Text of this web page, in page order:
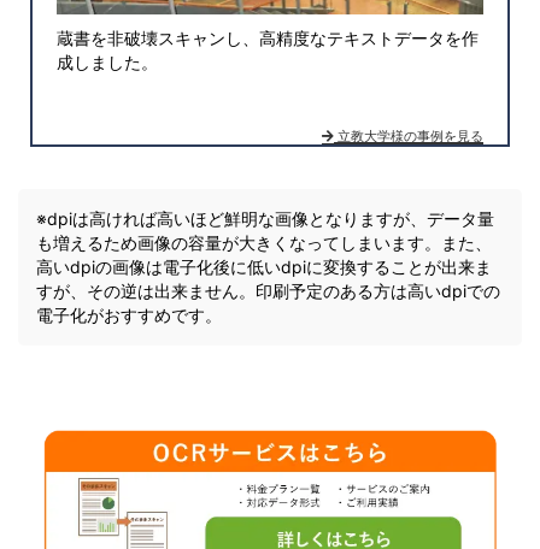
蔵書を非破壊スキャンし、高精度なテキストデータを作
成しました。
立教大学様の事例を見る
※dpiは高ければ高いほど鮮明な画像となりますが、データ量
も増えるため画像の容量が大きくなってしまいます。また、
高いdpiの画像は電子化後に低いdpiに変換することが出来ま
すが、その逆は出来ません。印刷予定のある方は高いdpiでの
電子化がおすすめです。